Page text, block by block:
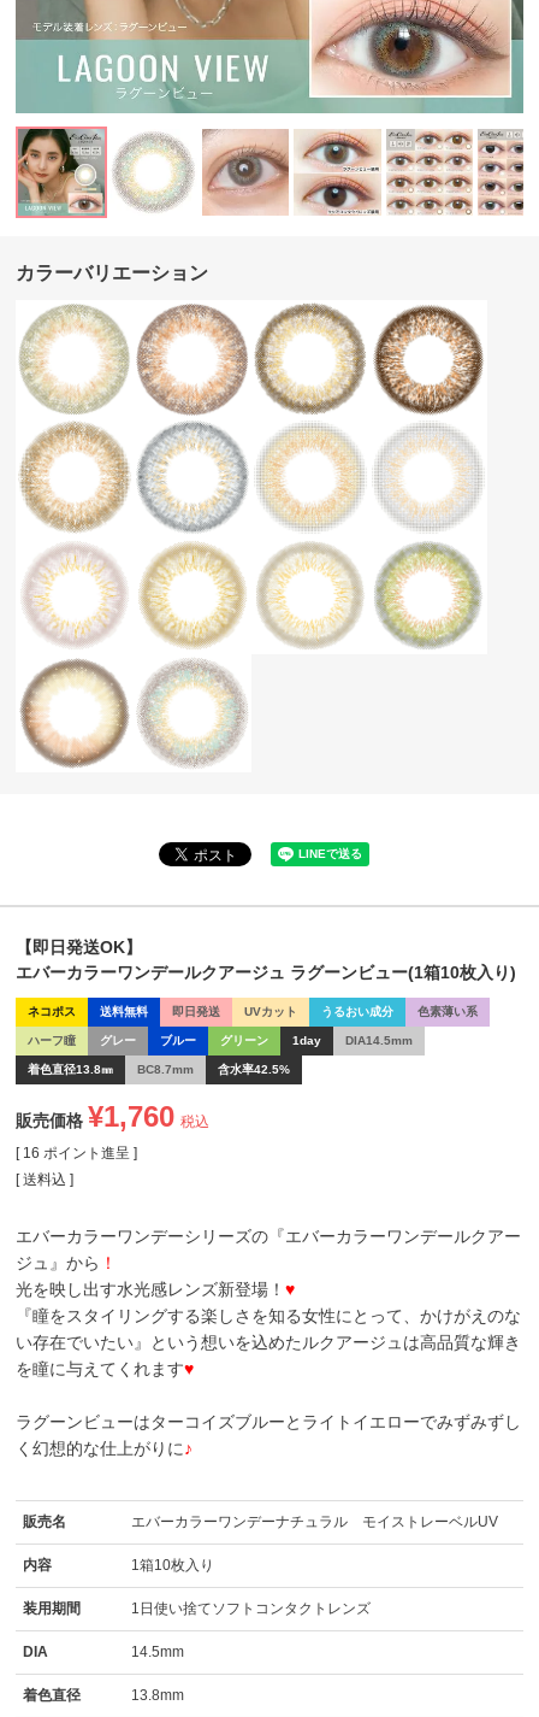
カラーバリエーション
【即日発送OK】
エバーカラーワンデールクアージュ ラグーンビュー(1箱10枚入り)
ネコポス 送料無料 即日発送 UVカット うるおい成分 色素薄い系
ハーフ瞳 グレー ブルー グリーン 1day DIA14.5mm
着色直径13.8㎜ BC8.7mm 含水率42.5%
販売価格 ¥1,760 税込
[ 16 ポイント進呈 ]
送料込
エバーカラーワンデーシリーズの『エバーカラーワンデールクアー
ジュ』から ！
光を映し出す水光感レンズ新登場！ ♥
『瞳をスタイリングする楽しさを知る女性にとって、かけがえのな
い存在でいたい』という想いを込めたルクアージュは高品質な輝き
を瞳に与えてくれます♥
ラグーンビューはターコイズブルーとライトイエローでみずみずし
く幻想的な仕上がりに♪
販売名 エバーカラーワンデーナチュラル モイストレーベルUV
内容 1箱10枚入り
装用期間 1日使い捨てソフトコンタクトレンズ
DIA 14.5mm
着色直径 13.8mm